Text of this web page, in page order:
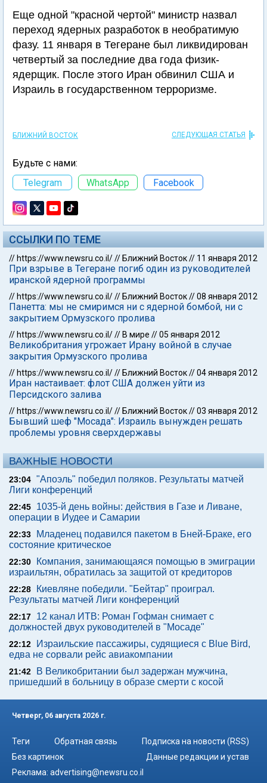
Еще одной "красной чертой" министр назвал
переход ядерных разработок в необратимую
фазу. 11 января в Тегеране был ликвидирован
четвертый за последние два года физик-
ядерщик. После этого Иран обвинил США и
Израиль в государственном терроризме.
БЛИЖНИЙ ВОСТОК СЛЕДУЮЩАЯ СТАТЬЯ
Будьте с нами:
Telegram
WhatsApp Facebook
ССЫЛКИ ПО ТЕМЕ
// https://www.newsru.co.il/// Ближний Восток// 11 января 2012
При взрыве в Тегеране погиб один из руководителей
иранской ядерной программы
// https://www.newsru.co.il/// Ближний Восток//08 января 2012
Панетта: мы не смиримся ни с ядерной бомбой, ни с
закрытием Ормузского пролива
// https://www.newsru.co.il/// В мире //05 января 2012
Великобритания угрожает Ирану войной в случае
закрытия Ормузского пролива
// https://www.newsru.co.il/// Ближний Восток//04 января 2012
Иран настаивает: флот США должен уйти из
Персидского залива
// https://www.newsru.co.il/// Ближний Восток//03 января 2012
Бывший шеф "Мосада": Израиль вынужден решать
проблемы уровня сверхдержавы
ВАЖНЫЕ НОВОСТИ
23:04 "Апоэль" победил поляков. Результаты матчей
Лиги конференций
22:45
1035-й день войны: действия в Газе и Ливане,
операции в Иудее и Самарии
22:33
Младенец подавился пакетом в Бней-Браке, его
состояние критическое
22:30
Компания, занимающаяся помощью в эмиграции
израильтян, обратилась за защитой от кредиторов
22:28
Киевляне победили. "Бейтар" проиграл.
Результаты матчей Лиги конференций
22:17
12 канал ИТВ: Роман Гофман снимает с
должностей двух руководителей в "Мосаде"
22:12
Израильские пассажиры, судящиеся с Blue Bird,
едва не сорвали рейс авиакомпании
21:42
В Великобритании был задержан мужчина,
пришедший в больницу в образе смерти с косой
Четверг, 06 августа 2026 г.
Теги Обратная связь
Подписка на новости (RSS)
Без картинок
Данные редакции и устав
Реклама: advertising@newsru.co.il